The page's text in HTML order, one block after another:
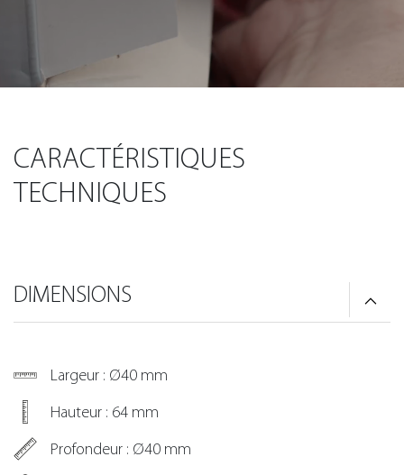
CARACTÉRISTIQUES
TECHNIQUES
DIMENSIONS
Largeur : Ø40 mm
Hauteur : 64 mm
Profondeur : Ø40 mm